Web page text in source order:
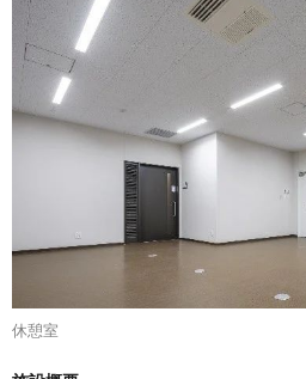
休憩室